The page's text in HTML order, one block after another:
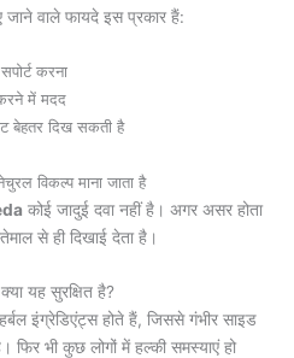
वाले फायदे इस प्रकार हैं:
करना
करने में मदद
बेहतर दिख सकती है
विकल्प माना जाता है
कोई जादुई दवा नहीं है। अगर असर होता
से ही दिखाई देता है।
यह सुरक्षित है?
इंग्रेडिएंट्स होते हैं, जिससे गंभीर साइड
फिर भी कुछ लोगों में हल्की समस्याएं हो